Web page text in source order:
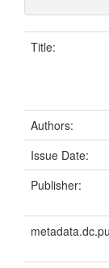
Title:
Authors:
Issue Date:
Publisher: